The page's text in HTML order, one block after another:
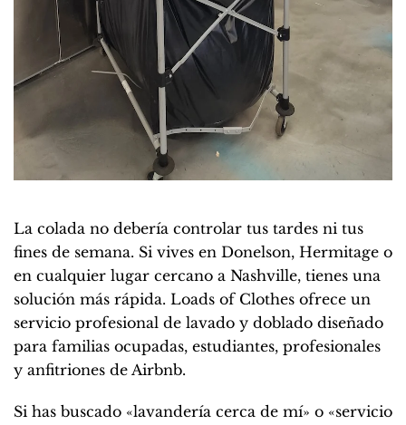
La colada no debería controlar tus tardes ni tus
fines de semana. Si vives en Donelson, Hermitage o
en cualquier lugar cercano a Nashville, tienes una
solución más rápida. Loads of Clothes ofrece un
servicio profesional de lavado y doblado diseñado
para familias ocupadas, estudiantes, profesionales
y anfitriones de Airbnb.
Si has buscado «lavandería cerca de mí» o «servicio